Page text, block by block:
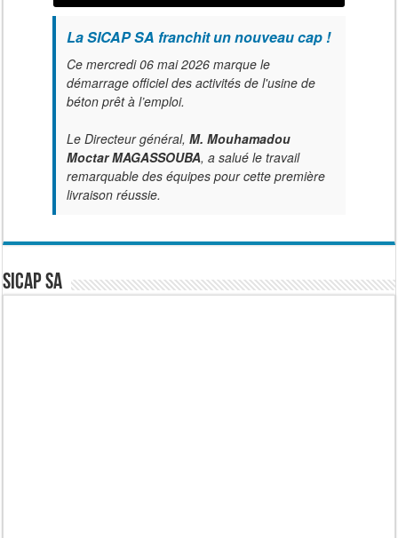
La SICAP SA franchit un nouveau cap !
Ce mercredi 06 mai 2026 marque le
démarrage officiel des activités de l'usine de
béton prêt à l’emploi.
Le Directeur général, M. Mouhamadou
Moctar MAGASSOUBA, a salué le travail
remarquable des équipes pour cette première
livraison réussie.
SICAP SA